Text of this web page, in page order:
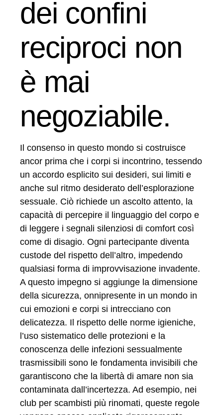
dei confini
reciproci non
è mai
negoziabile.
Il consenso in questo mondo si costruisce
ancor prima che i corpi si incontrino, tessendo
un accordo esplicito sui desideri, sui limiti e
anche sul ritmo desiderato dell’esplorazione
sessuale. Ciò richiede un ascolto attento, la
capacità di percepire il linguaggio del corpo e
di leggere i segnali silenziosi di comfort così
come di disagio. Ogni partecipante diventa
custode del rispetto dell’altro, impedendo
qualsiasi forma di improvvisazione invadente.
A questo impegno si aggiunge la dimensione
della sicurezza, onnipresente in un mondo in
cui emozioni e corpi si intrecciano con
delicatezza. Il rispetto delle norme igieniche,
l’uso sistematico delle protezioni e la
conoscenza delle infezioni sessualmente
trasmissibili sono le fondamenta invisibili che
garantiscono che la libertà di amare non sia
contaminata dall’incertezza. Ad esempio, nei
club per scambisti più rinomati, queste regole